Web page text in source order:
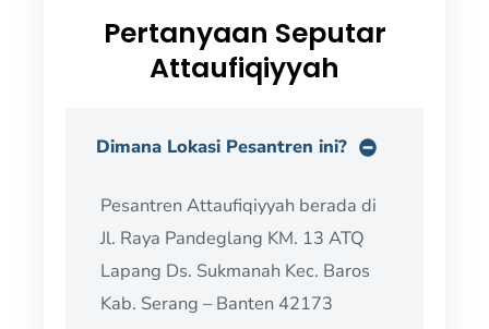
Pertanyaan Seputar
Attaufiqiyyah
Dimana Lokasi Pesantren ini?
Pesantren Attaufiqiyyah berada di
Jl. Raya Pandeglang KM. 13 ATQ
Lapang Ds. Sukmanah Kec. Baros
Kab. Serang – Banten 42173